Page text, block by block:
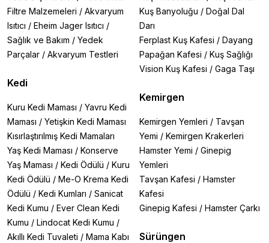
Filtre Malzemeleri / Akvaryum
Isıtıcı / Eheim Jager Isıtıcı /
Sağlık ve Bakım / Yedek
Parçalar / Akvaryum Testleri
Kedi
Kuru Kedi Maması / Yavru Kedi
Maması / Yetişkin Kedi Maması
Kısırlaştırılmış Kedi Mamaları
Yaş Kedi Maması / Konserve
Yaş Maması / Kedi Ödülü / Kuru
Kedi Ödülü / Me-O Krema Kedi
Ödülü / Kedi Kumları / Sanicat
Kedi Kumu / Ever Clean Kedi
Kumu / Lindocat Kedi Kumu /
Akıllı Kedi Tuvaleti / Mama Kabı
Kuş Banyoluğu / Doğal Dal
Darı
Ferplast Kuş Kafesi / Dayang
Papağan Kafesi / Kuş Sağlığı
Vision Kuş Kafesi / Gaga Taşı
Kemirgen
Kemirgen Yemleri / Tavşan
Yemi / Kemirgen Krakerleri
Hamster Yemi / Ginepig
Yemleri
Tavşan Kafesi / Hamster
Kafesi
Ginepig Kafesi / Hamster Çarkı
Sürüngen